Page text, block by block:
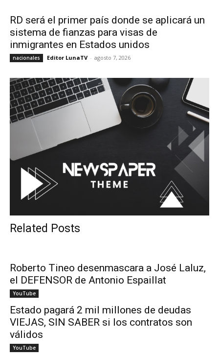
RD será el primer país donde se aplicará un
sistema de fianzas para visas de
inmigrantes en Estados unidos
nacionales Editor LunaTV - agosto 7, 2026
Related Posts
Roberto Tineo desenmascara a José Laluz,
el DEFENSOR de Antonio Espaillat
YouTube
Estado pagará 2 mil millones de deudas
VIEJAS, SIN SABER si los contratos son
válidos
YouTube